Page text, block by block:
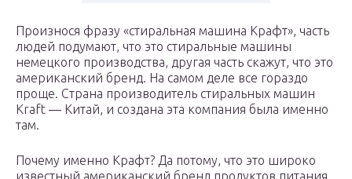
Произнося фразу «стиральная машина Крафт», часть
людей подумают, что это стиральные машины
немецкого производства, другая часть скажут, что это
американский бренд. На самом деле все гораздо
проще. Страна производитель стиральных машин
Kraft — Китай, и создана эта компания была именно
там.
Почему именно Крафт? Да потому, что это широко
известный американский бренд продуктов питания.